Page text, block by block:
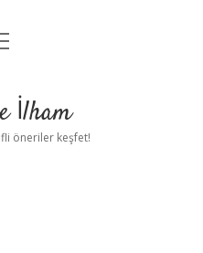
İlham
öneriler keşfet!